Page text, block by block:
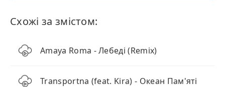
Схожі за змістом:
Amaya Roma - Лебеді (Remix)
Transportna (feat. Kira) - Океан Пам'яті